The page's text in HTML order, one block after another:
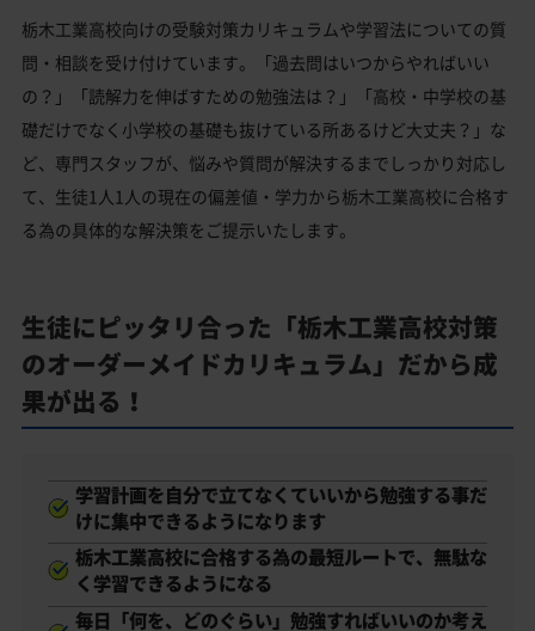
栃木工業高校向けの受験対策カリキュラムや学習法についての質
問・相談を受け付けています。「過去問はいつからやればいい
の？」「読解力を伸ばすための勉強法は？」「高校・中学校の基
礎だけでなく小学校の基礎も抜けている所あるけど大丈夫？」な
ど、専門スタッフが、悩みや質問が解決するまでしっかり対応し
て、生徒1人1人の現在の偏差値・学力から栃木工業高校に合格す
る為の具体的な解決策をご提示いたします。
生徒にピッタリ合った「栃木工業高校対策
のオーダーメイドカリキュラム」だから成
果が出る！
学習計画を自分で立てなくていいから勉強する事だ
けに集中できるようになります
栃木工業高校に合格する為の最短ルートで、無駄な
く学習できるようになる
毎日「何を、どのぐらい」勉強すればいいのか考え